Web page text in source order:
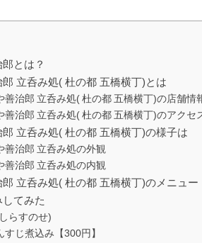
とは？
郎 立呑み処( 杜の都 五橋横丁)とは
善治郎 立呑み処( 杜の都 五橋横丁)の店舗情
善治郎 立呑み処( 杜の都 五橋横丁)のアクセ
郎 立呑み処( 杜の都 五橋横丁)の様子は
善治郎 立呑み処の外観
善治郎 立呑み処の内観
郎 立呑み処( 杜の都 五橋横丁)のメニュー
てみた
らすのせ)
すじ煮込み【300円】